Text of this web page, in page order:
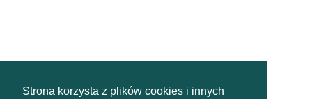
Strona korzysta z plików cookies i innych